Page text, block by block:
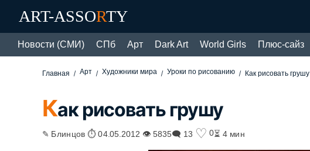
ART-ASSORTY
Новости (СМИ) СПб Арт Dark Art World Girls Плюс-сайз
Главная Арт Художники мира Уроки по рисованию Как рисовать грушу
Как рисовать грушу
✎ Блинцов ⏱ 04.05.2012 👁 5835🗨 13 ♡ 0⏳ 4 мин